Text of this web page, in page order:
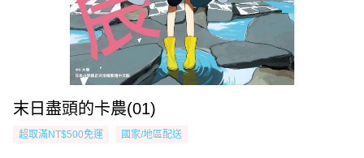
末日盡頭的卡農(01)
超取滿NT$500免運 國家/地區配送